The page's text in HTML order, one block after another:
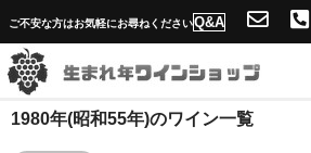
ご不安な方はお気軽にお尋ねくださいQ&A
ホーム
1980年(昭和55年)のワイン一覧